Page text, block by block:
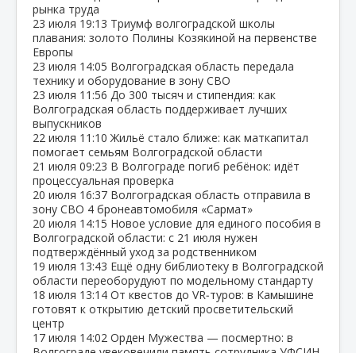
рынка труда
23 июля 19:13 Триумф волгоградской школы
плавания: золото Полины Козякиной на первенстве
Европы
23 июля 14:05 Волгоградская область передала
технику и оборудование в зону СВО
23 июля 11:56 До 300 тысяч и стипендия: как
Волгоградская область поддерживает лучших
выпускников
22 июля 11:10 Жильё стало ближе: как маткапитал
помогает семьям Волгоградской области
21 июля 09:23 В Волгограде погиб ребёнок: идёт
процессуальная проверка
20 июля 16:37 Волгоградская область отправила в
зону СВО 4 бронеавтомобиля «Сармат»
20 июля 14:15 Новое условие для единого пособия в
Волгоградской области: с 21 июля нужен
подтверждённый уход за родственником
19 июля 13:43 Ещё одну библиотеку в Волгоградской
области переоборудуют по модельному стандарту
18 июля 13:14 От квестов до VR‑туров: в Камышине
готовят к открытию детский просветительский
центр
17 июля 14:02 Орден Мужества — посмертно: в